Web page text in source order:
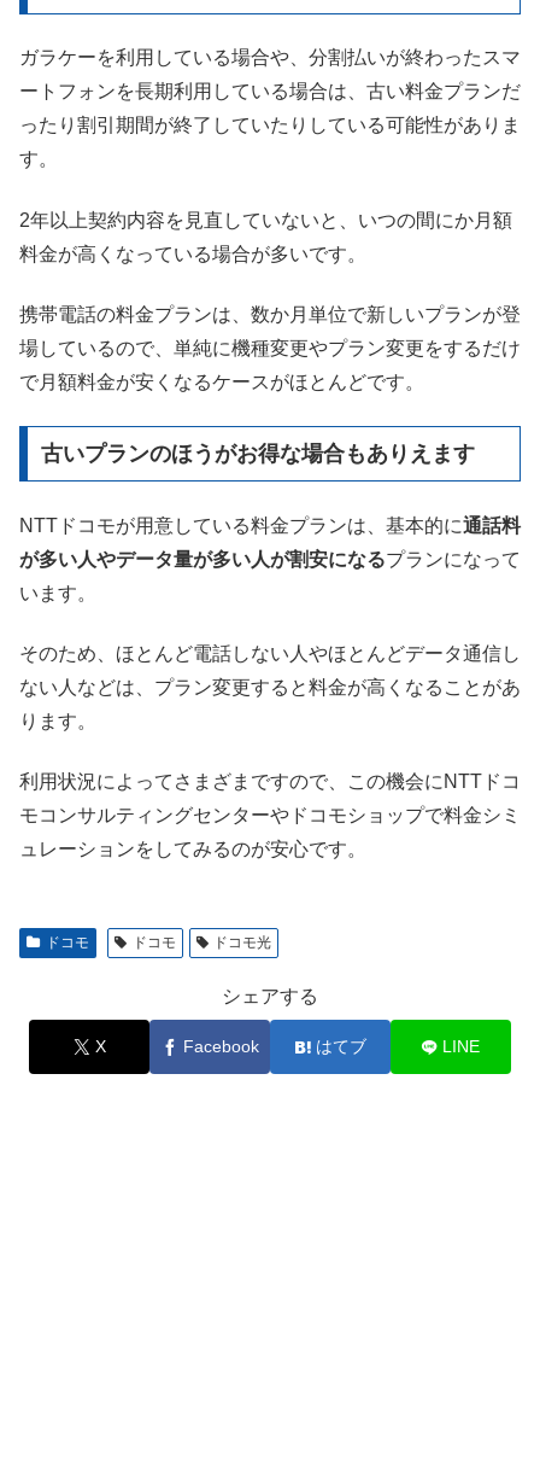
ガラケーを利用している場合や、分割払いが終わったスマ
ートフォンを長期利用している場合は、古い料金プランだ
ったり割引期間が終了していたりしている可能性がありま
す。
2年以上契約内容を見直していないと、いつの間にか月額
料金が高くなっている場合が多いです。
携帯電話の料金プランは、数か月単位で新しいプランが登
場しているので、単純に機種変更やプラン変更をするだけ
で月額料金が安くなるケースがほとんどです。
古いプランのほうがお得な場合もありえます
NTTドコモが用意している料金プランは、基本的に通話料
が多い人やデータ量が多い人が割安になるプランになって
います。
そのため、ほとんど電話しない人やほとんどデータ通信し
ない人などは、プラン変更すると料金が高くなることがあ
ります。
利用状況によってさまざまですので、この機会にNTTドコ
モコンサルティングセンターやドコモショップで料金シミ
ュレーションをしてみるのが安心です。
ドコモ ドコモ ドコモ光
シェアする
X Facebook はてブ LINE